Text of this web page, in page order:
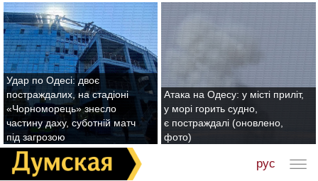
Удар по Одесі: двоє
постраждалих, на стадіоні
«Чорноморець» знесло
частину даху, суботній матч
під загрозою
Атака на Одесу: у місті приліт,
у морі горить судно,
є постраждалі (оновлено,
фото)
рус